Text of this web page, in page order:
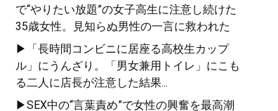
で“やりたい放題”の女子高生に注意し続けた
35歳女性。見知らぬ男性の一言に救われた
▶「長時間コンビニに居座る高校生カップ
ル」にうんざり。「男女兼用トイレ」にこも
る二人に店長が注意した結果...
▶SEX中の“言葉責め”で女性の興奮を最高潮